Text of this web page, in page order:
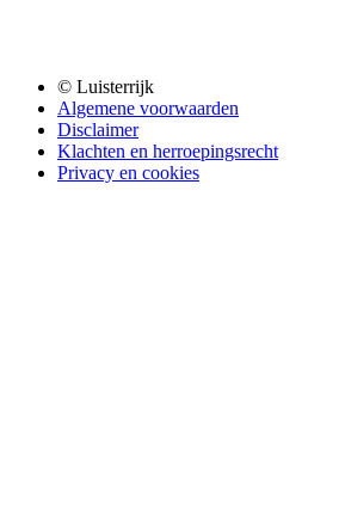
© Luisterrijk
Algemene voorwaarden
Disclaimer
Klachten en herroepingsrecht
Privacy en cookies